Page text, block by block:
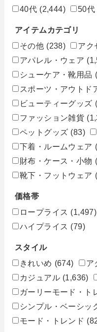
40代 (2,444) 50代
アイテムカテゴリ
その他 (238) アク
アパレル・ウェア
シューケア・靴用品
スポーツ・アウトド
ビューティーグッズ
ファッション雑貨
ペットグッズ (83)
下着・ルームウェア
財布・ケース・小物
靴下・フットウェア
価格帯
ロープライス (1,497)
ハイプライス (79)
スタイル
きれいめ (674) ア
カジュアル (1,636)
ガーリーモード・ト
シンプル・ベーシッ
モード・トレンド